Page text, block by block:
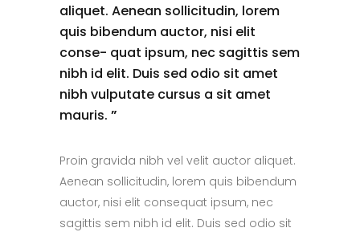
aliquet. Aenean sollicitudin, lorem
quis bibendum auctor, nisi elit
conse- quat ipsum, nec sagittis sem
nibh id elit. Duis sed odio sit amet
nibh vulputate cursus a sit amet
mauris. ”
Proin gravida nibh vel velit auctor aliquet.
Aenean sollicitudin, lorem quis bibendum
auctor, nisi elit consequat ipsum, nec
sagittis sem nibh id elit. Duis sed odio sit